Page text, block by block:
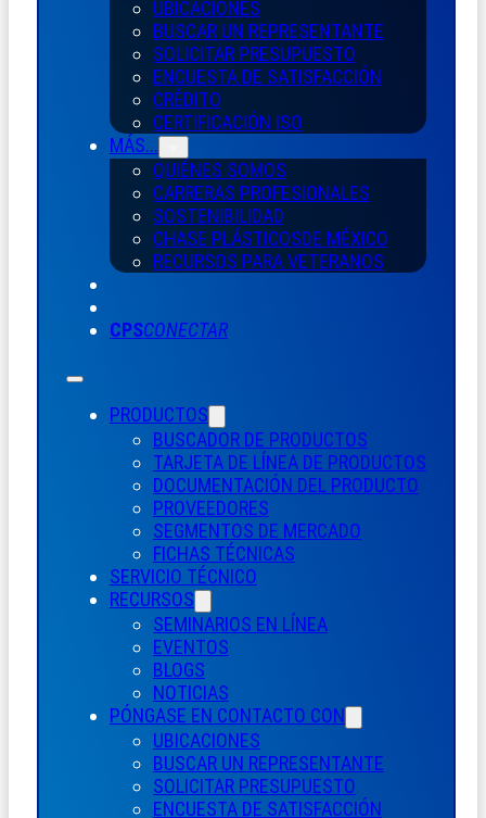
UBICACIONES
BUSCAR UN REPRESENTANTE
SOLICITAR PRESUPUESTO
ENCUESTA DE SATISFACCIÓN
CRÉDITO
CERTIFICACIÓN ISO
MÁS...
QUIÉNES SOMOS
CARRERAS PROFESIONALES
SOSTENIBILIDAD
CHASE PLÁSTICOSDE MÉXICO
RECURSOS PARA VETERANOS
CPSCONECTAR
PRODUCTOS
BUSCADOR DE PRODUCTOS
TARJETA DE LÍNEA DE PRODUCTOS
DOCUMENTACIÓN DEL PRODUCTO
PROVEEDORES
SEGMENTOS DE MERCADO
FICHAS TÉCNICAS
SERVICIO TÉCNICO
RECURSOS
SEMINARIOS EN LÍNEA
EVENTOS
BLOGS
NOTICIAS
PÓNGASE EN CONTACTO CON
UBICACIONES
BUSCAR UN REPRESENTANTE
SOLICITAR PRESUPUESTO
ENCUESTA DE SATISFACCIÓN